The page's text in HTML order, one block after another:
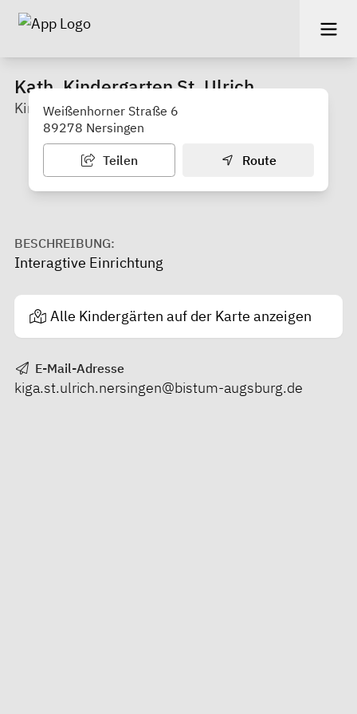
Kath. Kindergarten St. Ulrich
Kindergarten
Weißenhorner Straße 6
89278 Nersingen
Teilen Route
BESCHREIBUNG:
Interagtive Einrichtung
Alle Kindergärten auf der Karte anzeigen
E-Mail-Adresse
kiga.st.ulrich.nersingen@bistum-augsburg.de